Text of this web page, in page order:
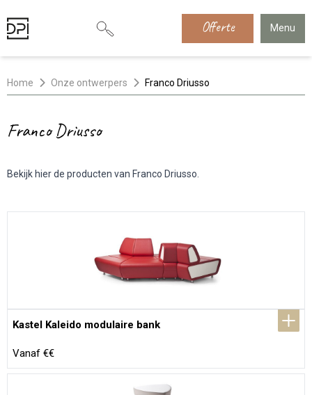
Offerte Menu
Home Onze ontwerpers Franco Driusso
Franco Driusso
Bekijk hier de producten van Franco Driusso.
Kastel Kaleido modulaire bank
Vanaf €€